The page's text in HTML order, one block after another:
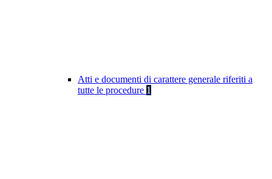
Atti e documenti di carattere generale riferiti a
tutte le procedure 1